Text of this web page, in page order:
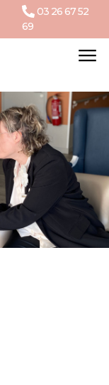
03 26 67 52
69